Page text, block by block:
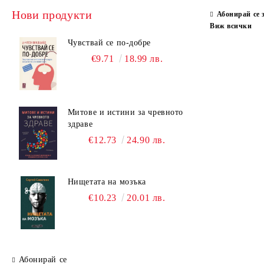
Нови продукти
Чувствай се по-добре
€9.71 18.99 лв.
Митове и истини за чревното
здраве
€12.73 24.90 лв.
Нищетата на мозъка
€10.23 20.01 лв.
Абонирай се
Абонирай се
Виж всички